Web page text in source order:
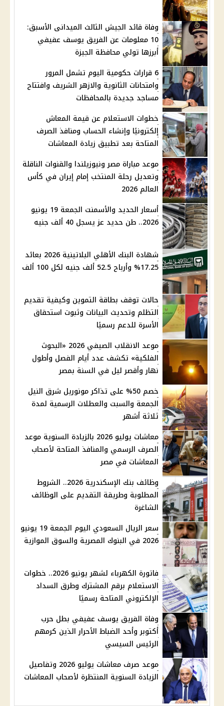
وفاة قائد الجيش الثالث الميدانى الأسبق:
10 معلومات عن الفريق يوسف عفيفي
أبرزها تولي محافظة الجيزة
6 قرارات حكومية اليوم تشمل المرور
وامتحانات الثانوية والازهر الشريف وافتتاح
مساجد جديدة بالمحافظات
خطوات الاستعلام عن قيمة المعاش
إلكترونيًا وإنشاء الحساب ومنافذ الصرف
المتاحة بعد تطبيق زيادة المعاشات
موعد مباراة مصر ونيوزيلندا والقنوات الناقلة
وتعديل رحلة المنتخب إمام إيران في كأس
العالم 2026
أسعار الحديد والأسمنت الجمعة 19 يونيو
2026.. طن حديد عز يسجل 40 ألف جنيه
شهادة البنك الأهلي البلاتينية 2026 بعائد
17.25% وأرباح 52.5 ألف جنيه لكل 100 ألف
حالات توقف بطاقة التموين وكيفية تقديم
التظلم وتحديث البيانات وثبوت استحقاق
الأسرة للدعم رسميًا
موعد الانقلاب الصيفي 2026 «البحوث
الفلكية» تكشف عدد أيام الفصل وأطول
نهار وأقصر ليل في السنة بمصر
خصم 50% على تذاكر مونوريل شرق النيل
الجمعة والسبت والعطلات الرسمية لمدة
ثلاثة أشهر
معاشات يوليو 2026 بالزيادة السنوية موعد
الصرف الرسمي والمنافذ المتاحة لأصحاب
المعاشات في مصر
وظائف بنك الإسكندرية 2026.. الشروط
المطلوبة وطريقة التقديم على الوظائف
الشاغرة
سعر الريال السعودي اليوم الجمعة 19 يونيو
2026 في البنوك المصرية والسوق الموازية
فاتورة الكهرباء لشهر يونيو 2026.. خطوات
الاستعلام برقم المشترك وطرق السداد
الإلكتروني المتاحة رسميًا
وفاة الفريق يوسف عفيفي بطل حرب
أكتوبر وأحد الضباط الأحرار الذين كرمهم
الرئيس السيسي
موعد صرف معاشات يوليو 2026 وتفاصيل
الزيادة السنوية المنتظرة لأصحاب المعاشات